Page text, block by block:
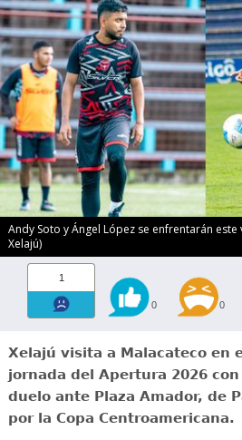
Andy Soto y Ángel López se enfrentarán
Xelajú)
1
0 0
Xelajú visita a Malacateco en
jornada del Apertura 2026
duelo ante Plaza Amador, de
por la Copa Centroamericana.